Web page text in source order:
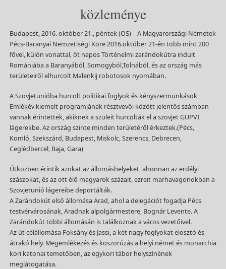
közleménye
Budapest, 2016. október 21., péntek (OS) – A Magyarországi Németek
Pécs-Baranyai Nemzetiségi Köre 2016.október 21-én több mint 200
fővel, külön vonattal, öt napos Történelmi zarándokútra indult
Romániába a Baranyából, Somogyból,Tolnából, és az ország más
területeiről elhurcolt Malenkij robotosok nyomában.
A Szovjetunióba hurcolt politikai foglyok és kényszermunkások
Emlékév kiemelt programjának résztvevői között jelentős számban
vannak érintettek, akiknek a szüleit hurcolták el a szovjet GUPVI
lágerekbe. Az ország szinte minden területéről érkeztek.(Pécs,
Komló, Szekszárd, Budapest, Miskolc, Szerencs, Debrecen,
Ceglédbercel, Baja, Gara)
Útközben érintik azokat az állomáshelyeket, ahonnan az erdélyi
szászokat, és az ott élő magyarok százait, ezreit marhavagonokban a
Szovjetunió lágereibe deportálták.
A Zarándokút első állomása Arad, ahol a delegációt fogadja Pécs
testvérvárosának, Aradnak alpolgármestere, Bognár Levente. A
Zarándokút többi állomásán is találkoznak a város vezetőivel.
Az út célállomása Foksány és Jassi, a két nagy foglyokat elosztó és
átrakó hely. Megemlékezés és koszorúzás a helyi német és monarchia
kori katonai temetőben, az egykori tábor helyszínének
meglátogatása.